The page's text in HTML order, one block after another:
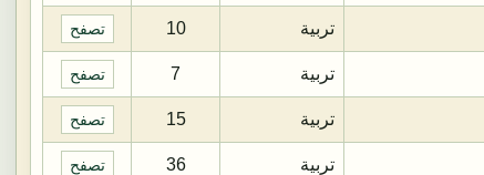
تربية 10 تصفح
تربية 7 تصفح
تربية 15 تصفح
تربية 36 تصفح